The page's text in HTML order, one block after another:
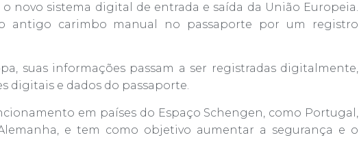
o novo sistema digital de entrada e saída da União Europeia.
antigo carimbo manual no passaporte por um registro
suas informações passam a ser registradas digitalmente,
digitais e dados do passaporte.
em países do Espaço Schengen, como Portugal,
e tem como objetivo aumentar a segurança e o